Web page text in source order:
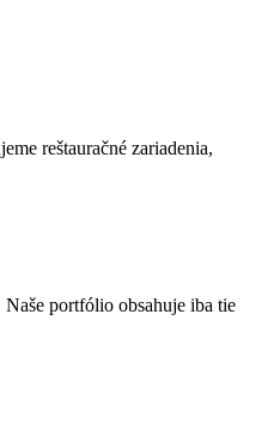
reštauračné zariadenia,
portfólio obsahuje iba tie